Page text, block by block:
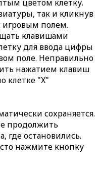
цветом клетку.
так и кликнув
игровым полем.
клавишами
для ввода цифры
поле. Неправильно
нажатием клавиш
клетке "X"
сохраняется.
продолжить
где остановились.
нажмите кнопку